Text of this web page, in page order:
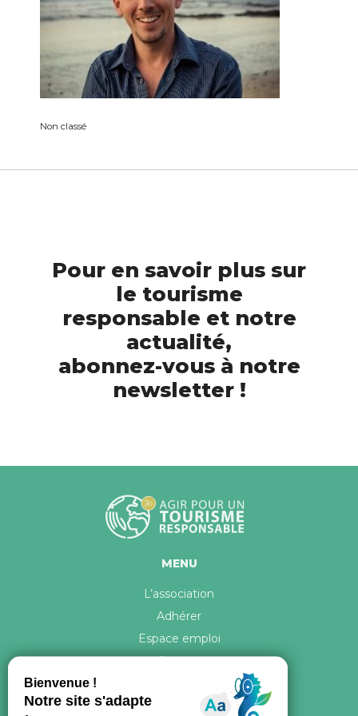
Non classé
Pour en savoir plus sur
le tourisme
responsable et notre
actualité,
abonnez-vous à notre
newsletter !
MENU
L’association
Adhérer
Espace emploi
Contact